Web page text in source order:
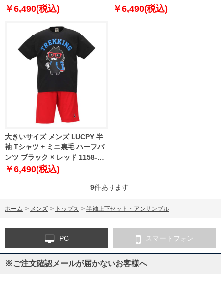
ラック 1258-0292-2 3L 4L 5L
￥6,490(税込)
9207-1 3L 4L 5L 6L
￥6,490(税込)
大きいサイズ メンズ LUCPY 半
袖 Tシャツ + ミニ裏毛 ハーフパ
ンツ ブラック × レッド 1158-
9207-2 3L 4L 5L 6L
￥6,490(税込)
9件あります
ホーム > メンズ > トップス > 半袖上下セット・アンサンブル
PC スマートフォン
※ご注文確認メールが届かないお客様へ